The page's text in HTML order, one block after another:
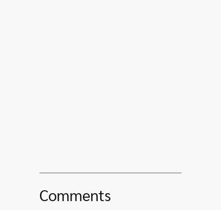
Comments